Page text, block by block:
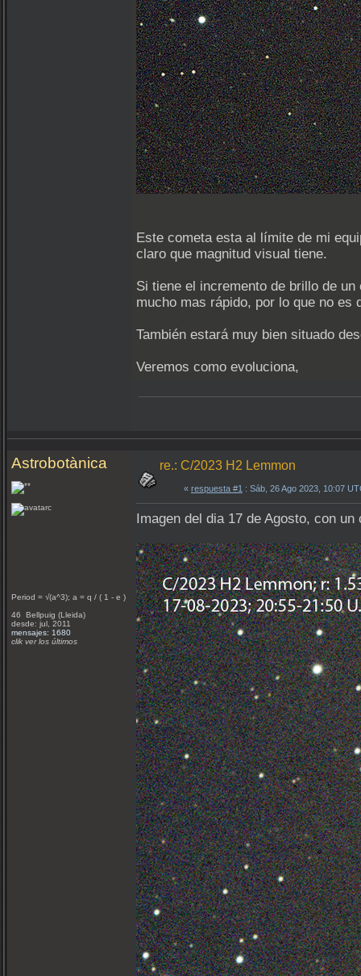
Este cometa esta al límite de mi
claro que magnitud visual tiene.
Si tiene el incremento de brillo de
mucho mas rápido, por lo que no
También estará muy bien situado
Veremos como evoluciona,
Astrobotànica
Period = √(a^3); a = q / ( 1 - e )
46 Bellpuig (Lleida)
desde: jul, 2011
mensajes: 1680
clik ver los últimos
re.: C/2023 H2 Lemmon
« respuesta #1 : Sáb, 26 Ago 2023, 10:07
Imagen del dia 17 de Agosto, con